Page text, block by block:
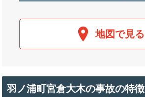
地図で見る
羽ノ浦町宮倉大木の事故の特徴